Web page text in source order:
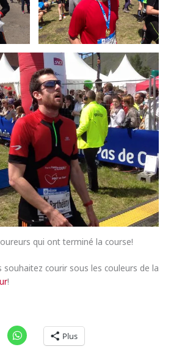
qui ont terminé la course!
souhaitez courir sous les couleurs de la
!
Plus